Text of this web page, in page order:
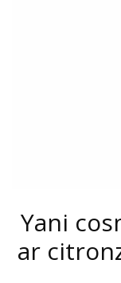
Yani
ar